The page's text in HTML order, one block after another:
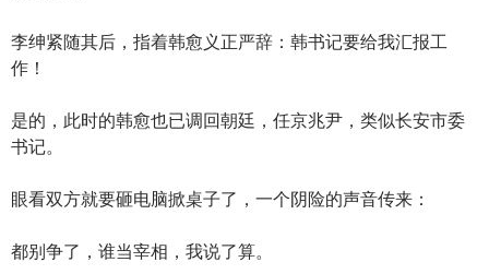
李绅紧随其后，指着韩愈义正严辞：韩书记要给我汇报工
作！
是的，此时的韩愈也已调回朝廷，任京兆尹，类似长安市委
书记。
眼看双方就要砸电脑掀桌子了，一个阴险的声音传来：
都别争了，谁当宰相，我说了算。